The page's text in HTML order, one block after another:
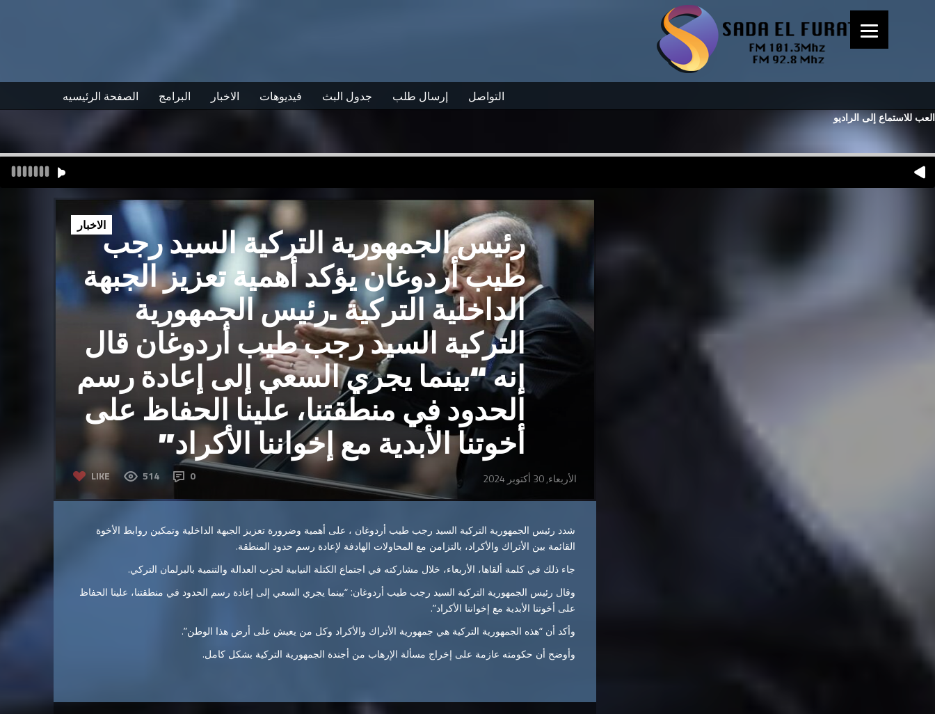
الصفحة الرئيسيه البرامج الاخبار فيديوهات جدول البث إرسال طلب التواصل
العب للاستماع إلى الراديو
رئيس الجمهورية التركية السيد رجب
طيب أردوغان يؤكد أهمية تعزيز الجبهة
الداخلية التركية .رئيس الجمهورية
التركية السيد رجب طيب أردوغان قال
إنه “بينما يجري السعي إلى إعادة رسم
الحدود في منطقتنا، علينا الحفاظ على
أخوتنا الأبدية مع إخواننا الأكراد”
LIKE 514 0 الأربعاء, 30 أكتوبر 2024
الاخبار
شدد رئيس الجمهورية التركية السيد رجب طيب أردوغان ، على أهمية وضرورة تعزيز الجبهة الداخلية وتمكين روابط الأخوة
القائمة بين الأتراك والأكراد، بالتزامن مع المحاولات الهادفة لإعادة رسم حدود المنطقة.
جاء ذلك في كلمة ألقاها، الأربعاء، خلال مشاركته في اجتماع الكتلة النيابية لحزب العدالة والتنمية بالبرلمان التركي.
وقال رئيس الجمهورية التركية السيد رجب طيب أردوغان: “بينما يجري السعي إلى إعادة رسم الحدود في منطقتنا، علينا الحفاظ
على أخوتنا الأبدية مع إخواننا الأكراد”.
وأكد أن “هذه الجمهورية التركية هي جمهورية الأتراك والأكراد وكل من يعيش على أرض هذا الوطن”.
وأوضح أن حكومته عازمة على إخراج مسألة الإرهاب من أجندة الجمهورية التركية بشكل كامل.